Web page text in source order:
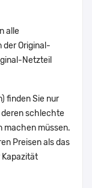
alle
Original-
Netzteil
finden Sie nur
deren schlechte
machen müssen.
Preisen als das